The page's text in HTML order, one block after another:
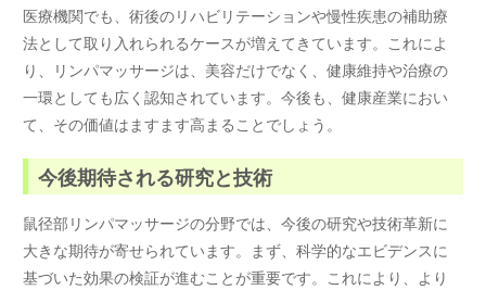
医療機関でも、術後のリハビリテーションや慢性疾患の補助療
法として取り入れられるケースが増えてきています。これによ
り、リンパマッサージは、美容だけでなく、健康維持や治療の
一環としても広く認知されています。今後も、健康産業におい
て、その価値はますます高まることでしょう。
今後期待される研究と技術
鼠径部リンパマッサージの分野では、今後の研究や技術革新に
大きな期待が寄せられています。まず、科学的なエビデンスに
基づいた効果の検証が進むことが重要です。これにより、より